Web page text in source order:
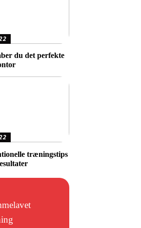
du det perfekte
træningstips